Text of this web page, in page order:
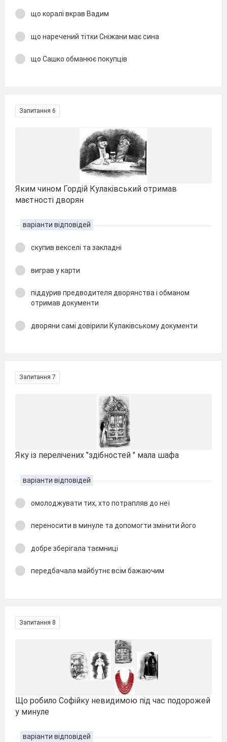
що коралі вкрав Вадим
що наречений тітки Сніжани має сина
що Сашко обманює покупців
Запитання 6
Яким чином Гордій Кулаківський отримав
маєтності дворян
варіанти відповідей
скупив векселі та закладні
виграв у карти
піддурив предводителя дворянства і обманом
отримав документи
дворяни самі довірили Кулаківському документи
Запитання 7
Яку із перелічених "здібностей " мала шафа
варіанти відповідей
омолоджувати тих, хто потрапляв до неї
переносити в минуле та допомогти змінити його
добре зберігала таємниці
передбачала майбутнє всім бажаючим
Запитання 8
Що робило Софійку невидимою під час подорожей
у минуле
варіанти відповідей